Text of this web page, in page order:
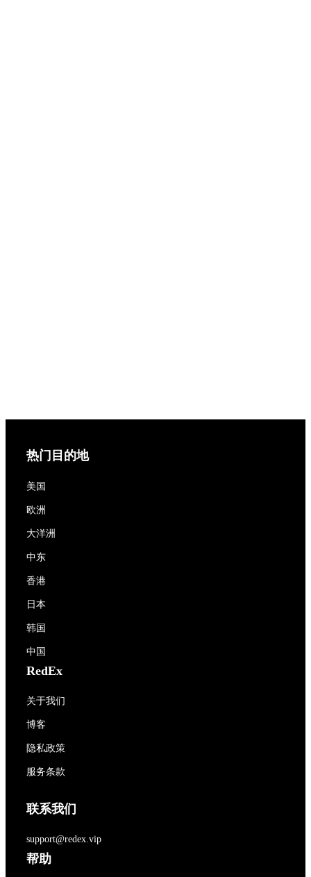
热门目的地
美国
欧洲
大洋洲
中东
香港
日本
韩国
中国
RedEx
关于我们
博客
隐私政策
服务条款
联系我们
support@redex.vip
帮助